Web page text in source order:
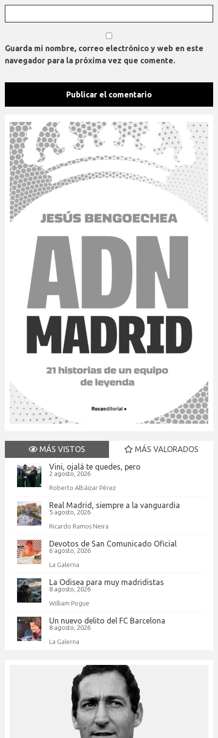
Guarda mi nombre, correo electrónico y web en este
navegador para la próxima vez que comente.
MÁS VISTOS
MÁS VALORADOS
Vini, ojalá te quedes, pero
2 agosto, 2026
Roberto Albáizar Pérez
Real Madrid, siempre a la vanguardia
5 agosto, 2026
Ricardo Ramos Neira
Devotos de San Comunicado Oficial
6 agosto, 2026
La Galerna
La Odisea para muy madridistas
8 agosto, 2026
William Pogue
Un nuevo delito del FC Barcelona
8 agosto, 2026
La Galerna